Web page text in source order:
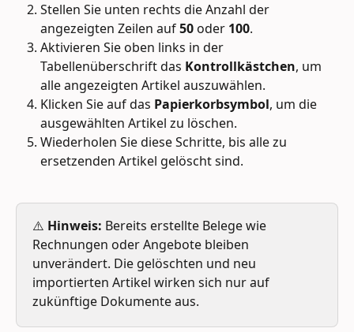
Stellen Sie unten rechts die Anzahl der
angezeigten Zeilen auf 50 oder 100.
Aktivieren Sie oben links in der
Tabellenüberschrift das Kontrollkästchen, um
alle angezeigten Artikel auszuwählen.
Klicken Sie auf das Papierkorbsymbol, um die
ausgewählten Artikel zu löschen.
Wiederholen Sie diese Schritte, bis alle zu
ersetzenden Artikel gelöscht sind.
⚠️ Hinweis: Bereits erstellte Belege wie
Rechnungen oder Angebote bleiben
unverändert. Die gelöschten und neu
importierten Artikel wirken sich nur auf
zukünftige Dokumente aus.